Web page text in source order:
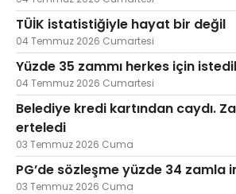
TÜİK istatistiğiyle hayat bir değil
04 Temmuz 2026 Cumartesi
Yüzde 35 zammı herkes için
04 Temmuz 2026 Cumartesi
Belediye kredi kartından caydı.
erteledi
03 Temmuz 2026 Cuma
PG’de sözleşme yüzde 34 zamla
03 Temmuz 2026 Cuma